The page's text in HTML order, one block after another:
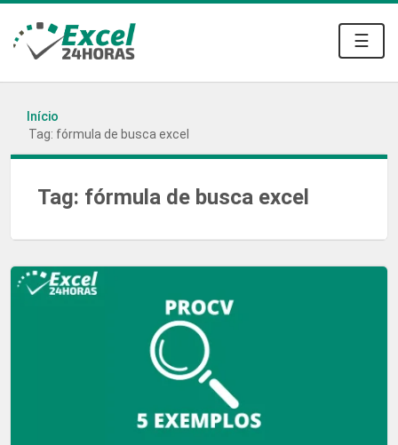
☰
Início
Tag: fórmula de busca excel
Tag: fórmula de busca excel